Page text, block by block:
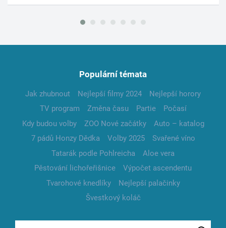
Populární témata
Jak zhubnout Nejlepší filmy 2024
Nejlepší horory
TV program
Změna času Partie
Počasí
Kdy budou volby
ZOO Nové začátky
Auto – katalog
7 pádů Honzy Dědka
Volby 2025
Svařené víno
Tatarák podle Pohlreicha
Aloe vera
Pěstování lichořeřišnice
Výpočet ascendentu
Tvarohové knedlíky
Nejlepší palačinky
Švestkový koláč